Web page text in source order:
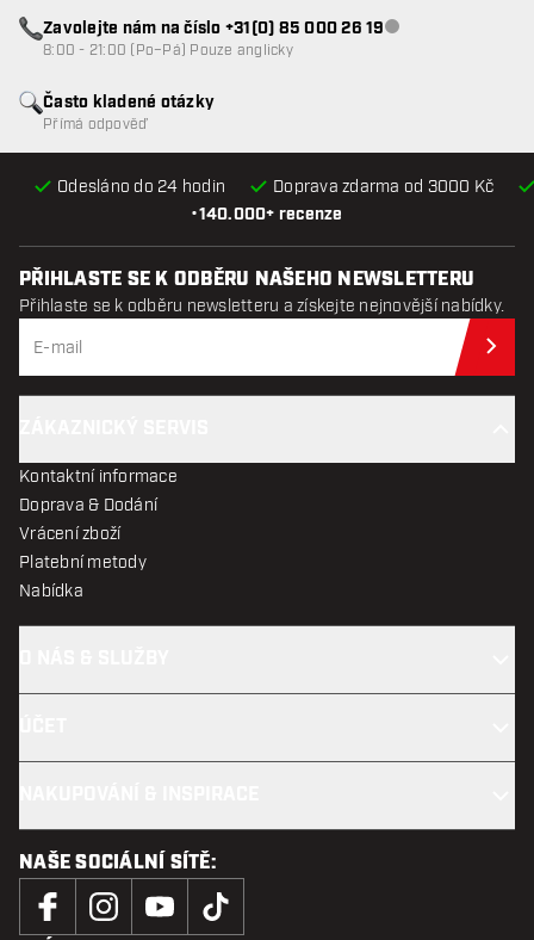
•140.000+ recenze
Odesláno do 24 hodin Doprava zdarma od 3000 Kč
Často kladené otázky
Přímá odpověď
Zavolejte nám na číslo +31(0) 85 000 26 19Zákaznický servis
8:00 - 21:00 (Po–Pá) Pouze anglicky
PŘIHLASTE SE K ODBĚRU NAŠEHO NEWSLETTERU
Přihlaste se k odběru newsletteru a získejte nejnovější nabídky.
Kontaktní informace
Doprava & Dodání
Vrácení zboží
Platební metody
Nabídka
NAŠE SOCIÁLNÍ SÍTĚ: